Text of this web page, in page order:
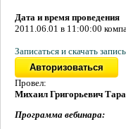
Дата и время проведения
2011.06.01 в 11:00:00
Записаться и скачать
Провел:
Михаил Григорьевич
Программа вебинара: